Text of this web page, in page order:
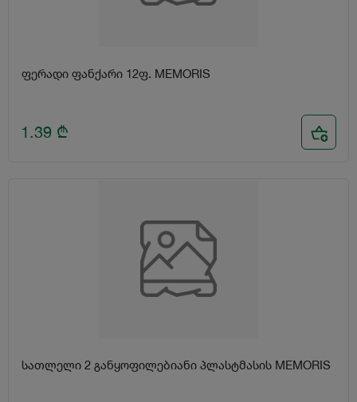
ფერადი ფანქარი 12ფ. MEMORIS
1.39 ₾
სათლელი 2 განყოფილებიანი პლასტმასის MEMORIS